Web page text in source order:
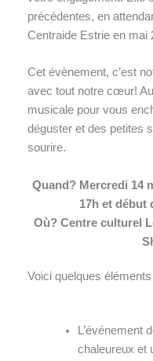
précédentes, en
Centraide Estrie en mai
Cet évènement, c’est
avec tout notre cœur!
musicale pour vous
déguster et des petites
sourire.
Quand? Mercredi 14
17h et début
Où? Centre culturel
Voici quelques
L’événement
chaleureux et